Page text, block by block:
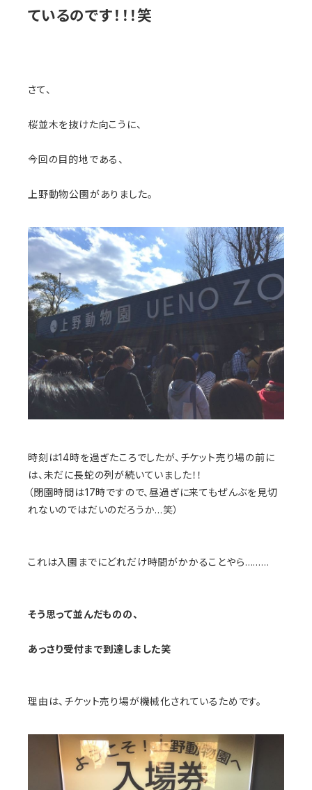
ているのです！！！笑
さて、
桜並木を抜けた向こうに、
今回の目的地である、
上野動物公園がありました。
時刻は14時を過ぎたころでしたが、チケット売り場の前に
は、未だに長蛇の列が続いていました！！
（閉園時間は17時ですので、昼過ぎに来てもぜんぶを見切
れないのではだいのだろうか…笑）
これは入園までにどれだけ時間がかかることやら………
そう思って並んだものの、
あっさり受付まで到達しました笑
理由は、チケット売り場が機械化されているためです。